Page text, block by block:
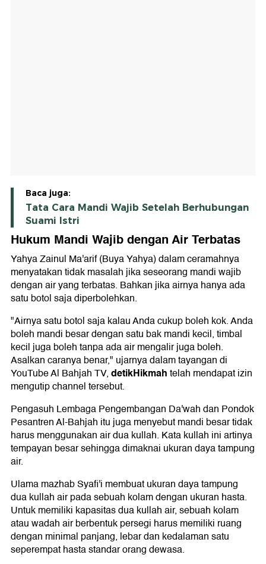
Baca juga:
Tata Cara Mandi Wajib Setelah Berhubungan
Suami Istri
Hukum Mandi Wajib dengan Air Terbatas
Yahya Zainul Ma'arif (Buya Yahya) dalam ceramahnya
menyatakan tidak masalah jika seseorang mandi wajib
dengan air yang terbatas. Bahkan jika airnya hanya ada
satu botol saja diperbolehkan.
"Airnya satu botol saja kalau Anda cukup boleh kok. Anda
boleh mandi besar dengan satu bak mandi kecil, timbal
kecil juga boleh tanpa ada air mengalir juga boleh.
Asalkan caranya benar," ujarnya dalam tayangan di
YouTube Al Bahjah TV,detikHikmahtelah mendapat izin
mengutip channel tersebut.
Pengasuh Lembaga Pengembangan Da'wah dan Pondok
Pesantren Al-Bahjah itu juga menyebut mandi besar tidak
harus menggunakan air dua kullah. Kata kullah ini artinya
tempayan besar sehingga dimaknai ukuran daya tampung
air.
Ulama mazhab Syafi'i membuat ukuran daya tampung
dua kullah air pada sebuah kolam dengan ukuran hasta.
Untuk memiliki kapasitas dua kullah air, sebuah kolam
atau wadah air berbentuk persegi harus memiliki ruang
dengan minimal panjang, lebar dan kedalaman satu
seperempat hasta standar orang dewasa.